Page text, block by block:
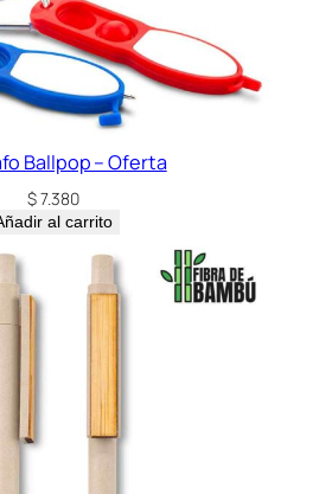
Ballpop – Oferta
$7.380
al carrito